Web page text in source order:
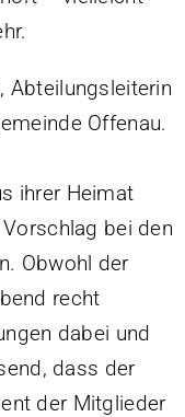
Abteilungsleiterin
Offenau.
ihrer Heimat
bei den
Obwohl der
recht
dabei und
dass der
der Mitglieder